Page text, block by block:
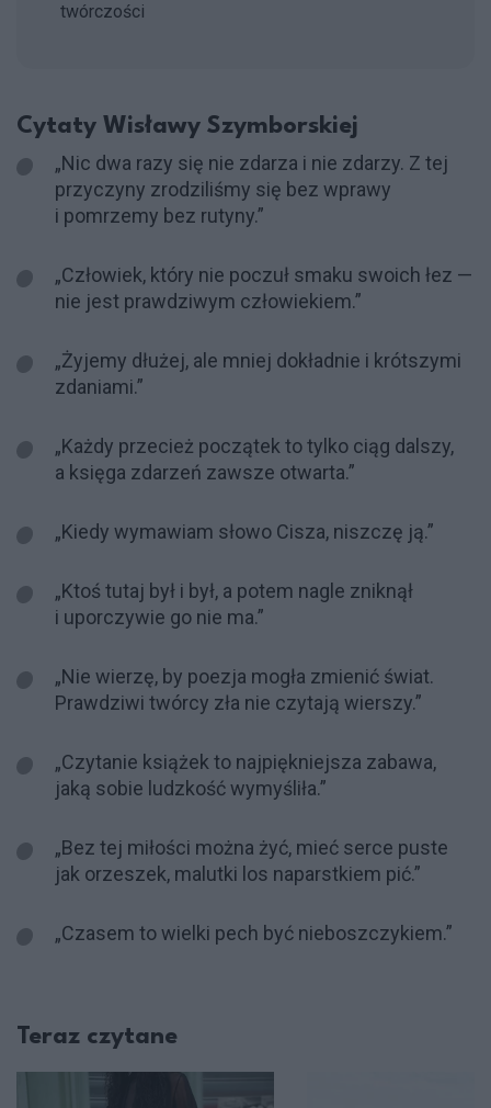
twórczości
Cytaty Wisławy Szymborskiej
„Nic dwa razy się nie zdarza i nie zdarzy. Z tej
przyczyny zrodziliśmy się bez wprawy
i pomrzemy bez rutyny.”
„Człowiek, który nie poczuł smaku swoich łez —
nie jest prawdziwym człowiekiem.”
„Żyjemy dłużej, ale mniej dokładnie i krótszymi
zdaniami.”
„Każdy przecież początek to tylko ciąg dalszy,
a księga zdarzeń zawsze otwarta.”
„Kiedy wymawiam słowo Cisza, niszczę ją.”
„Ktoś tutaj był i był, a potem nagle zniknął
i uporczywie go nie ma.”
„Nie wierzę, by poezja mogła zmienić świat.
Prawdziwi twórcy zła nie czytają wierszy.”
„Czytanie książek to najpiękniejsza zabawa,
jaką sobie ludzkość wymyśliła.”
„Bez tej miłości można żyć, mieć serce puste
jak orzeszek, malutki los naparstkiem pić.”
„Czasem to wielki pech być nieboszczykiem.”
Teraz czytane